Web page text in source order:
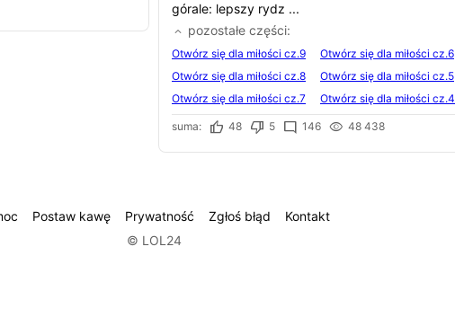
górale: lepszy rydz ...
pozostałe części
Otwórz się dla miłości cz.9
Otwórz się dla miłości cz.8
Otwórz się dla miłości cz.7
Otwórz się dla miłości cz.6
Otwórz się dla miłości cz.5
Otwórz się dla miłości cz.4
suma: 48 5 146 48 438
Postaw kawę Prywatność Zgłoś błąd
Kontakt
© LOL24